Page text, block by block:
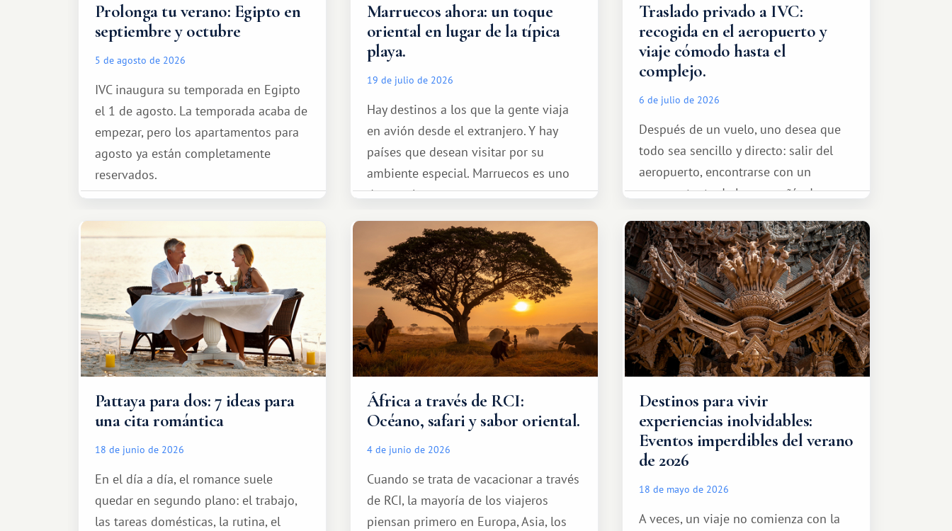
Prolonga tu verano: Egipto en
septiembre y octubre
5 de agosto de 2026
IVC inaugura su temporada en Egipto
el 1 de agosto. La temporada acaba de
empezar, pero los apartamentos para
agosto ya están completamente
reservados.
Marruecos ahora: un toque
oriental en lugar de la típica
playa.
19 de julio de 2026
Hay destinos a los que la gente viaja
en avión desde el extranjero. Y hay
países que desean visitar por su
ambiente especial. Marruecos es uno
de esos lugares.
Traslado privado a IVC:
recogida en el aeropuerto y
viaje cómodo hasta el
complejo.
6 de julio de 2026
Después de un vuelo, uno desea que
todo sea sencillo y directo: salir del
aeropuerto, encontrarse con un
representante de la compañía de
tranquilamente hasta el complejo
turístico.
Pattaya para dos: 7 ideas para
una cita romántica
18 de junio de 2026
En el día a día, el romance suele
quedar en segundo plano: el trabajo,
las tareas domésticas, la rutina, el
África a través de RCI:
Océano, safari y sabor oriental.
4 de junio de 2026
Cuando se trata de vacacionar a través
de RCI, la mayoría de los viajeros
piensan primero en Europa, Asia, los
Destinos para vivir
experiencias inolvidables:
Eventos imperdibles del verano
de 2026
18 de mayo de 2026
A veces, un viaje no comienza con la